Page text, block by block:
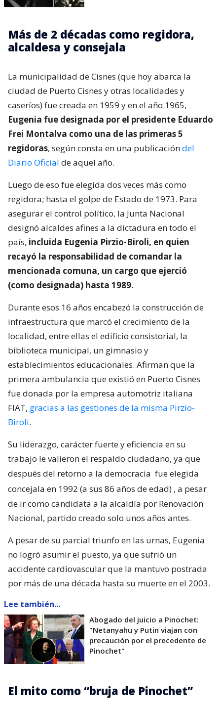
Más de 2 décadas como regidora,
alcaldesa y consejala
La municipalidad de Cisnes (que hoy abarca la
ciudad de Puerto Cisnes y otras localidades y
caseríos) fue creada en 1959 y en el año 1965,
Eugenia fue designada por el presidente Eduardo
Frei Montalva como una de las primeras 5
regidoras, según consta en una publicacióndel
Diario Oficial de aquel año.
Luego de eso fue elegida dos veces más como
regidora; hasta el golpe de Estado de 1973. Para
asegurar el control político, la Junta Nacional
designó alcaldes afines a la dictadura en todo el
país, incluida Eugenia Pirzio-Biroli, en quien
recayó la responsabilidad de comandar la
mencionada comuna, un cargo que ejerció
(como designada) hasta 1989.
Durante esos 16 años encabezó la construcción de
infraestructura que marcó el crecimiento de la
localidad, entre ellas el edificio consistorial, la
biblioteca municipal, un gimnasio y
establecimientos educacionales. Afirman que la
primera ambulancia que existió en Puerto Cisnes
fue donada por la empresa automotriz italiana
FIAT, gracias a las gestiones de la misma Pirzio-
Biroli.
Su liderazgo, carácter fuerte y eficiencia en su
trabajo le valieron el respaldo ciudadano, ya que
después del retorno a la democracia fue elegida
concejala en 1992 (a sus 86 años de edad) , a pesar
de ir como candidata a la alcaldía por Renovación
Nacional, partido creado solo unos años antes.
A pesar de su parcial triunfo en las urnas, Eugenia
no logró asumir el puesto, ya que sufrió un
accidente cardiovascular que la mantuvo postrada
por más de una década hasta su muerte en el 2003.
Lee también...
Abogado del juicio a Pinochet:
"Netanyahu y Putin viajan con
precaución por el precedente de
Pinochet"
El mito como “bruja de Pinochet”